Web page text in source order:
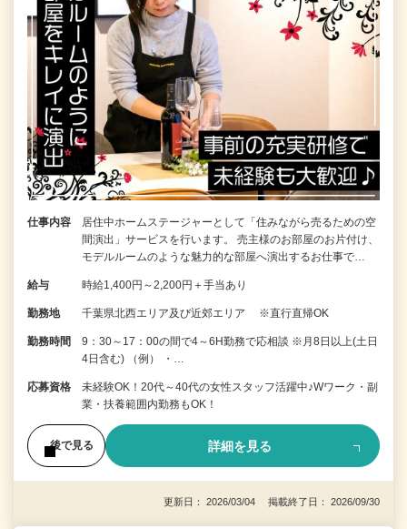
仕事内容
居住中ホームステージャーとして「住みながら売るための空
間演出」サービスを行います。 売主様のお部屋のお片付け、
モデルルームのような魅力的な部屋へ演出するお仕事で…
給与 時給1,400円～2,200円＋手当あり
勤務地 千葉県北西エリア及び近郊エリア ※直行直帰OK
勤務時間
9：30～17：00の間で4～6H勤務で応相談 ※月8日以上(土日
4日含む) （例） ・…
応募資格
未経験OK！20代～40代の女性スタッフ活躍中♪Wワーク・副
業・扶養範囲内勤務もOK！
後で見る 詳細を見る
更新日： 2026/03/04 掲載終了日： 2026/09/30